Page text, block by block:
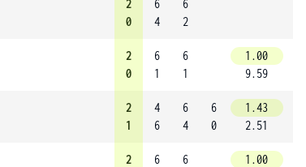
2
0
6
4
6
2
2
0
6
1
6
1
1.00
9.59
2
1
4
6
6
4
6
0
1.43
2.51
2
6
6
1.00